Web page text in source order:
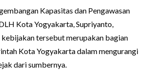
Kapasitas dan Pengawasan
Kota Yogyakarta, Supriyanto,
tersebut merupakan bagian
Kota Yogyakarta dalam mengurangi
dari sumbernya.